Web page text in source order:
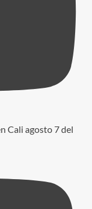
Cali agosto 7 del